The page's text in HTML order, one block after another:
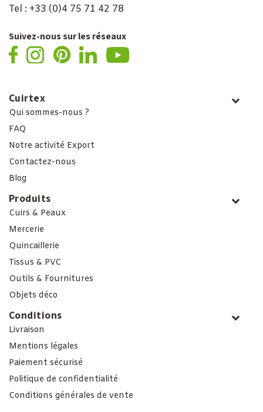
Tel : +33 (0)4 75 71 42 78
Suivez-nous sur les réseaux
Cuirtex
Qui sommes-nous ?
FAQ
Notre activité Export
Contactez-nous
Blog
Produits
Cuirs & Peaux
Mercerie
Quincaillerie
Tissus & PVC
Outils & Fournitures
Objets déco
Conditions
Livraison
Mentions légales
Paiement sécurisé
Politique de confidentialité
Conditions générales de vente